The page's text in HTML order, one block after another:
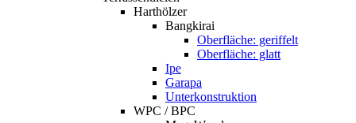
Harthölzer
Bangkirai
Oberfläche: geriffelt
Oberfläche: glatt
Ipe
Garapa
Unterkonstruktion
WPC / BPC